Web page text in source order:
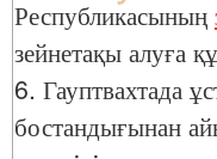
Республикасының
зейнетақы алуға
6. Гауптвахтада
бостандығынан